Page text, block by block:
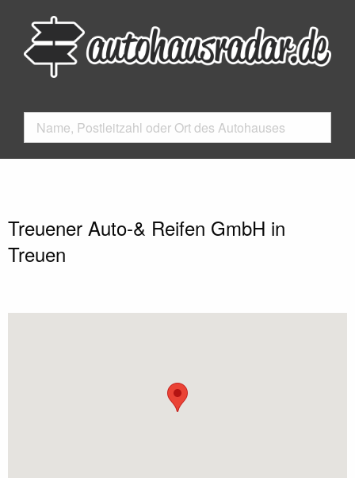
Treuener Auto-& Reifen GmbH in
Treuen